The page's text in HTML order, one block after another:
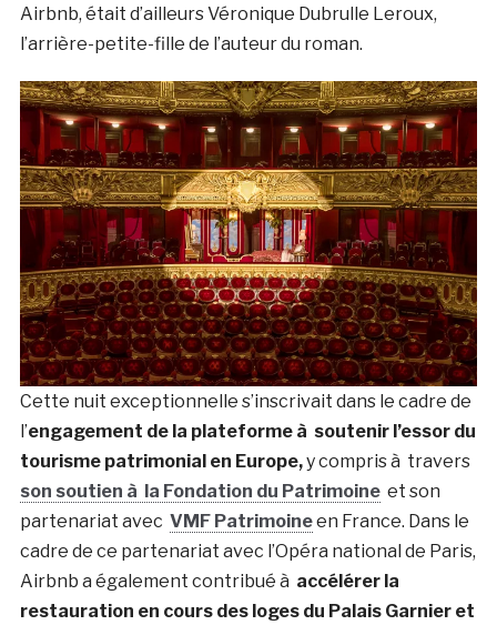
Airbnb, était d’ailleurs Véronique Dubrulle Leroux,
l’arrière-petite-fille de l’auteur du roman.
Cette nuit exceptionnelle s’inscrivait dans le cadre de
l’engagement de la plateforme à soutenir l’essor du
tourisme patrimonial en Europe,y compris à travers
son soutien à la Fondation du Patrimoineet son
partenariat avec VMF Patrimoineen France. Dans le
cadre de ce partenariat avec l’Opéra national de Paris,
Airbnb a également contribué à accélérer la
restauration en cours des loges du Palais Garnier et